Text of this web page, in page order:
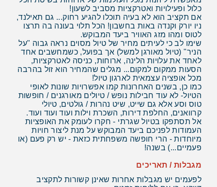
כלול ופעילויות ואטרקציות מסביב לשעון!
אם תקציב הוא לא בעיה תוכלו להגיע רחוק... גם תאילנד,
ניו יורק וקנדה באות בחשבון! הכל תלוי בעונה בה תרצו
לטוס ומהו מזג האוויר ביעד המבוקש.
שימו לב כי לעיתים מחיר של טיול מסוים נראה גבוה "על
הניר" (טיול מאורגן למשל) אך בפועל, כשמחשבים אחד
לאחד את עלויות הלינה, ארוחות, כניסה לאטרקציות,
הסעות ממקום למקום... מגלים שהמחיר הוא זול בהרבה
מכל אופציה עצמאית לארגון טיול!
כמו כן, בשנים האחרונות קמו אפשרויות שונות לאופי
הטיול- לא עוד חבילות נופש / טיולים מאורגנים / חופשות
טוס וסע אלא גם שייט, שיט נהרות / גולטים, טיולי
קרוואנים, החלפת דירות, השכרת וילות ועוד ועוד ועוד.
אל תסתפקו בטיול שגרתי - חקרו לעומק את האופציות
העמודות לפניכם ביעד המבוקש על מנת ליצור חויות
מיוחדות - הרי חופשה משפחתית כזאת - יש רק פעם (או
פעמיים...) בשנה!
מגבלות / תאריכים
לפעמים יש מגבלות אחרות שאינן קשורות לתקציב